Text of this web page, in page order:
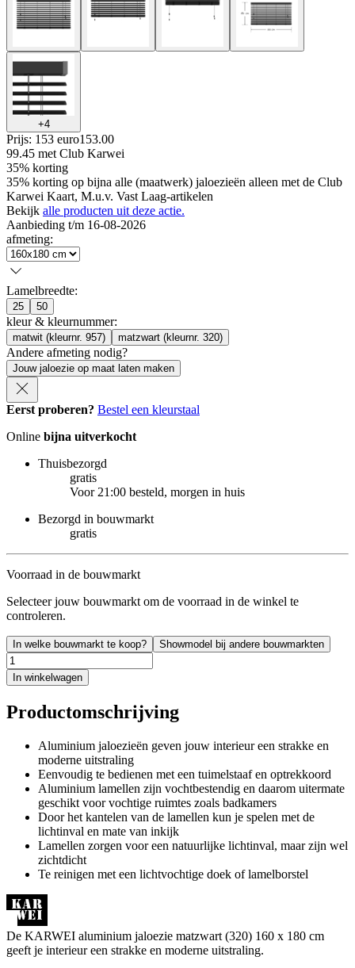
+4
Prijs: 153 euro153.00
99.45 met Club Karwei
35% korting
35% korting op bijna alle (maatwerk) jaloezieën alleen met de Club
Karwei Kaart, M.u.v. Vast Laag-artikelen
Bekijk alle producten uit deze actie.
Aanbieding t/m 16-08-2026
afmeting:
Lamelbreedte:
25 50
kleur & kleurnummer:
matwit (kleurnr. 957) matzwart (kleurnr. 320)
Andere afmeting nodig?
Jouw jaloezie op maat laten maken
Eerst proberen? Bestel een kleurstaal
Online bijna uitverkocht
Thuisbezorgd
gratis
Voor 21:00 besteld, morgen in huis
Bezorgd in bouwmarkt
gratis
Voorraad in de bouwmarkt
Selecteer jouw bouwmarkt om de voorraad in de winkel te
controleren.
In welke bouwmarkt te koop? Showmodel bij andere bouwmarkten
In winkelwagen
Productomschrijving
Aluminium jaloezieën geven jouw interieur een strakke en
moderne uitstraling
Eenvoudig te bedienen met een tuimelstaaf en optrekkoord
Aluminium lamellen zijn vochtbestendig en daarom uitermate
geschikt voor vochtige ruimtes zoals badkamers
Door het kantelen van de lamellen kun je spelen met de
lichtinval en mate van inkijk
Lamellen zorgen voor een natuurlijke lichtinval, maar zijn wel
zichtdicht
Te reinigen met een lichtvochtige doek of lamelborstel
De KARWEI aluminium jaloezie matzwart (320) 160 x 180 cm
geeft je interieur een strakke en moderne uitstraling.